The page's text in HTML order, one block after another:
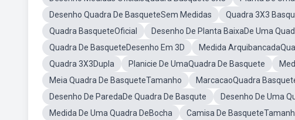
Desenho Quadra De BasqueteSem Medidas
Quadra 3X3
Quadra BasqueteOficial
Desenho De Planta BaixaDe Uma
Quadra De BasqueteDesenho Em 3D
Medida
Quadra 3X3Dupla
Planicie De UmaQuadra De Basquete
Meia Quadra De BasqueteTamanho
MarcacaoQuadra
Desenho De ParedaDe Quadra De Basqute
Desenho De Uma
Medida De Uma Quadra DeBocha
Camisa De